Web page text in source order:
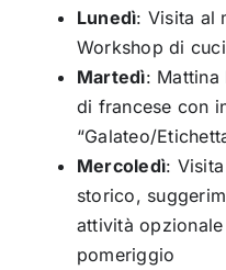
Lunedì: Visita al
Workshop di
Martedì:
di francese con
“Galateo/
Mercoledì:
storico,
attività
pomeriggio